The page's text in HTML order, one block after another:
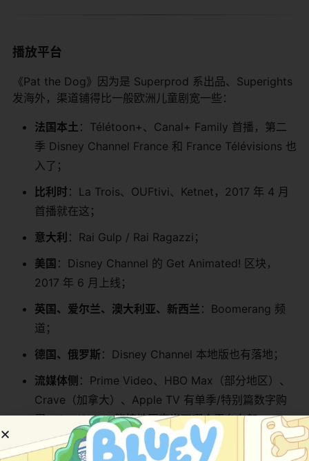
播放平台
《Pat the Dog》因为是 Superprod 系出品、Superights
发海外，渠道铺得比一般欧洲儿童剧宽一些：
法国本土 ：Télétoon+、Canal+ Family 首播，第二
季 Disney Channel France 和 France Télévisions 也
入了；
比利时 ：La Trois、OUFtivi、Ketnet，2017 年 4 月
首播就在这；
意大利 ：Rai Gulp / Rai Ragazzi；
美国 ：Disney Channel 的 Get Animated! 区块，
2017 年 6 月上线；
英国、爱尔兰、澳大利亚、新西兰 ：Boomerang 频
道；
德国、俄罗斯 ：Disney Channel 本地版也有落地；
流媒体侧 ：Prime Video、HBO Max（部分地区）、
Crave（加拿大）、Apple TV 有单季/特别篇数字购
买，JustWatch 能按地区查当下哪个平台在架；
国内路径：迪士尼频道 2019 年引进过大陆版，译